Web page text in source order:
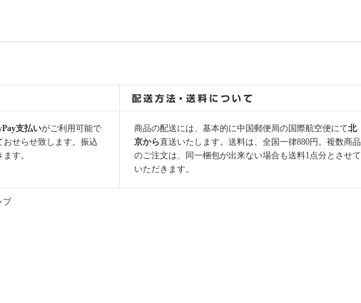
支払いがご利用可能で
せらせ致します。振込
す。
商品の配送には、基本的に中国郵便局の国際航空便にて北
京から直送いたします。送料は、全国一律880円。複数商品
のご注文は、同一梱包が出来ない場合も送料1点分とさせて
いただきます。